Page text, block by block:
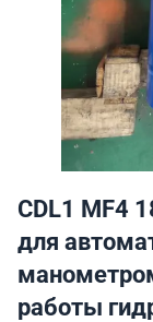
CDL1 MF4
для
работы